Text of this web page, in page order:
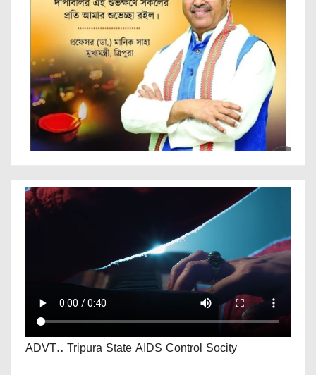
ADVT.. Tripura State AIDS Control Socity